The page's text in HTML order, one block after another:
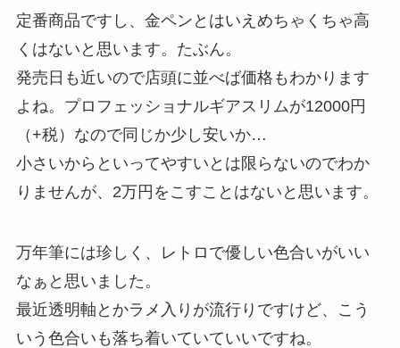
定番商品ですし、金ペンとはいえめちゃくちゃ高
くはないと思います。たぶん。
発売日も近いので店頭に並べば価格もわかります
よね。プロフェッショナルギアスリムが12000円
（+税）なので同じか少し安いか…
小さいからといってやすいとは限らないのでわか
りませんが、2万円をこすことはないと思います。
万年筆には珍しく、レトロで優しい色合いがいい
なぁと思いました。
最近透明軸とかラメ入りが流行りですけど、こう
いう色合いも落ち着いていていいですね。